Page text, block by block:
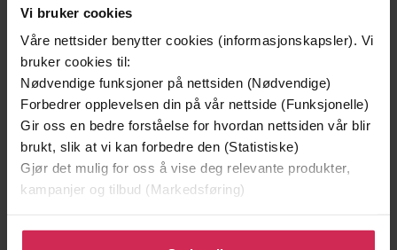
Vi bruker cookies
Våre nettsider benytter cookies (informasjonskapsler). Vi
bruker cookies til:
Nødvendige funksjoner på nettsiden (Nødvendige)
Forbedrer opplevelsen din på vår nettside (Funksjonelle)
Gir oss en bedre forståelse for hvordan nettsiden vår blir
brukt, slik at vi kan forbedre den (Statistiske)
Gjør det mulig for oss å vise deg relevante produkter,
kampanjer og tilbud (Markedsføring)
Klikk på «Godta alle» for å gi oss ditt samtykke til å
Jo Nesbø
EBOK EBOK
Undertittel Learn to manage your money and protect
your financial future
Forfattere Gordon Murray(forfatter),